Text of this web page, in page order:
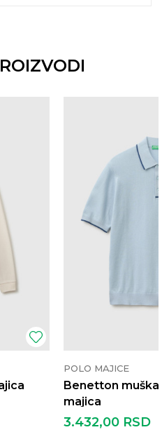
POLO MAJICE
Benetton
majica
3.432,00 RSD